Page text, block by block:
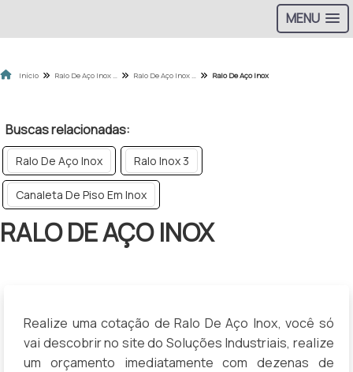
MENU
Início Ralo De Aço Inox - Categoria Ralo De Aço Inox - Produtos Ralo De Aço Inox
Buscas relacionadas:
Ralo De Aço Inox Ralo Inox 3
Canaleta De Piso Em Inox
RALO DE AÇO INOX
Realize uma cotação de Ralo De Aço Inox, você só
vai descobrir no site do Soluções Industriais, realize
um orçamento imediatamente com dezenas de